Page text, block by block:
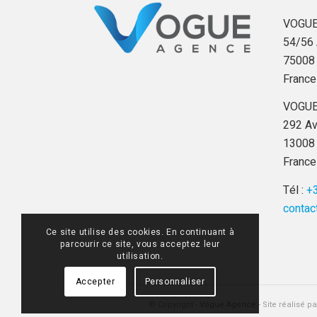
54/56
France
292
France
Tél :
- Site réalisé
Ce site utilise des cookies. En continuant à
parcourir ce site, vous acceptez leur
utilisation.
Accepter Personnaliser